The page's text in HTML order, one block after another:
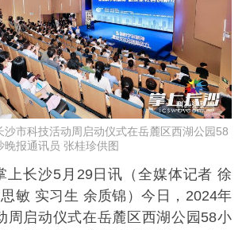
沙市科技活动周启动仪式在岳麓区西湖公园58
报通讯员 张桂珍供图
上长沙5月29日讯（全媒体记者 徐
敏 实习生 余质锦）今日，2024年
周启动仪式在岳麓区西湖公园58小